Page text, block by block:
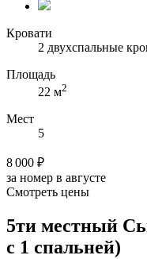
Кровати
2 двухспальные
Площадь
22 м2
Мест
5
8 000 ₽
за номер в августе
Смотреть цены
5ти местный
с 1 спальней)